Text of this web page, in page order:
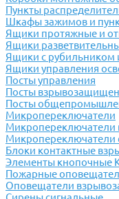
Пункты
Шкафы зажимов и
Ящики протяжные и
Ящики
Ящики с рубильником
Ящики управления
Посты управления
Посты
Посты
Микропереключатели
Блоки контактные
Элементы кнопочные
Пожарные
Оповещатели